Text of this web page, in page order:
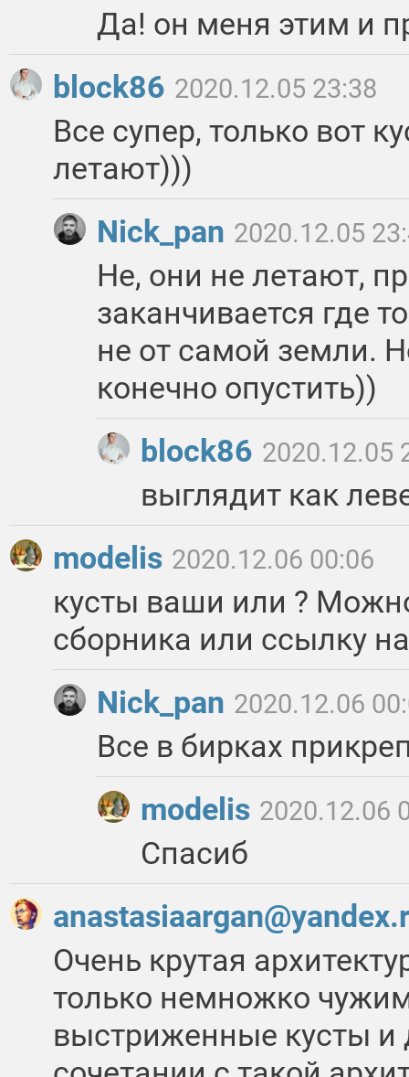
Да! он меня этим и
block86 2020.12.05 23:38
Все супер, только вот
летают)))
Nick_pan 2020.12.05
Не, они не летают,
заканчивается где
не от самой земли.
конечно опустить))
block86 2020.12.05
выглядит как
modelis 2020.12.06 00:06
кусты ваши или ?
сборника или ссылку
Nick_pan 2020.12.06
Все в бирках
modelis 2020.12.06
Спасиб
Очень крутая
только немножко
выстриженные кусты и